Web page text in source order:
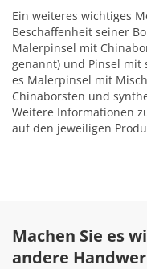
Ein weiteres wichtiges
Beschaffenheit seiner
Malerpinsel mit
genannt) und Pinsel mit
es Malerpinsel mit
Chinaborsten und
Weitere Informationen
auf den jeweiligen
Machen Sie es
andere